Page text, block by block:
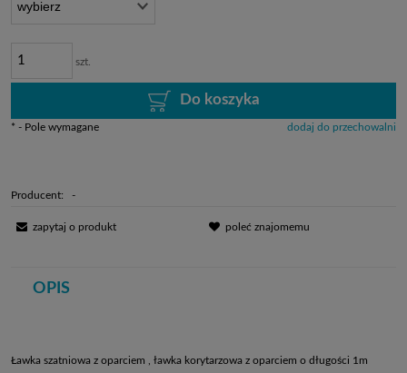
szt.
Do koszyka
dodaj do przechowalni
* - Pole wymagane
Producent: -
zapytaj o produkt poleć znajomemu
OPIS
Ławka szatniowa z oparciem , ławka korytarzowa z oparciem o długości 1m